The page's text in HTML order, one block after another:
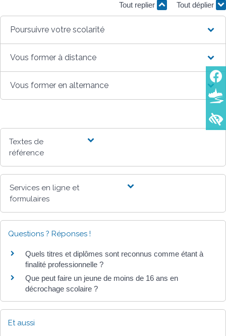
Tout replier Tout déplier
Poursuivre votre scolarité
Vous former à distance
Vous former en alternance
Textes de
référence
Services en ligne et
formulaires
Questions ? Réponses !
Quels titres et diplômes sont reconnus comme étant à
finalité professionnelle ?
Que peut faire un jeune de moins de 16 ans en
décrochage scolaire ?
Et aussi